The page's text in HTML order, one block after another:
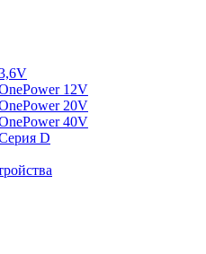
12V
20V
40V
D